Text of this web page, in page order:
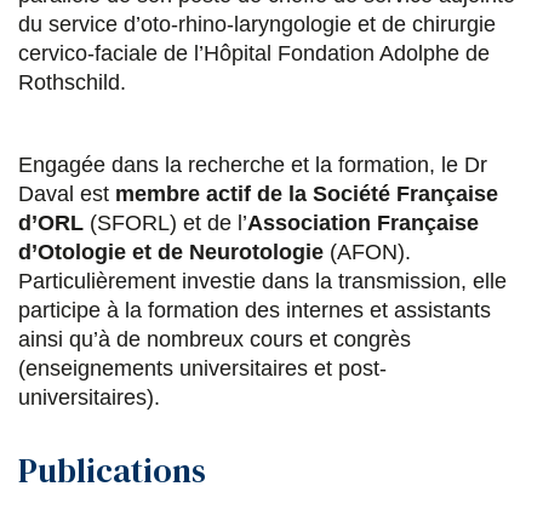
r
F
c
e
b
o
o
k
r
i
t
t
e
r
r
n
k
e
d
i
n
r
a
i
l
du service d’oto-rhino-laryngologie et de chirurgie
cervico-faciale de l’Hôpital Fondation Adolphe de
Rothschild.
Engagée dans la recherche et la formation, le Dr
Daval est membre actif de la Société Française
d’ORL (SFORL) et de l’Association Française
d’Otologie et de Neurotologie (AFON).
Particulièrement investie dans la transmission, elle
participe à la formation des internes et assistants
ainsi qu’à de nombreux cours et congrès
(enseignements universitaires et post-
universitaires).
Publications